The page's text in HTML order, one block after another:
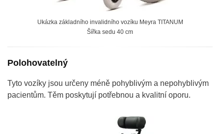
Ukázka základního invalidního vozíku Meyra TITANUM
Šířka sedu 40 cm
Polohovatelný
Tyto vozíky jsou určeny méně pohyblivým a nepohyblivým
pacientům. Těm poskytují potřebnou a kvalitní oporu.